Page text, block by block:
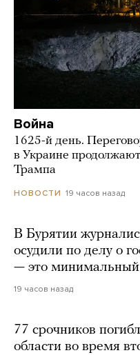
Война
1625-й день.
в Украине
Трампа
НОВОСТИ 19 часов назад
В Бурятии
осудили по делу о
— это минимальный
19 часов назад
77 срочников
области во время